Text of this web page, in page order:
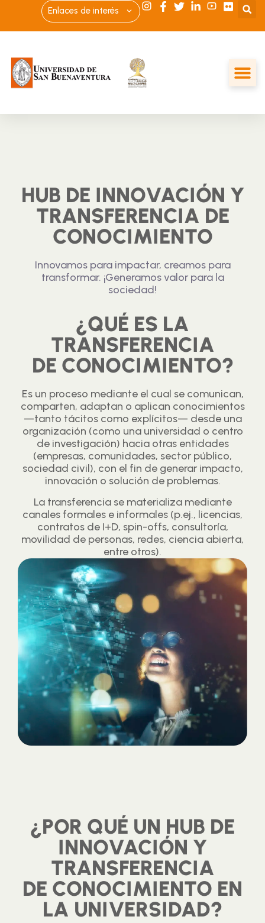
Enlaces de interés
HUB DE INNOVACIÓN Y
TRANSFERENCIA DE
CONOCIMIENTO
Innovamos para impactar, creamos para
transformar. ¡Generamos valor para la
sociedad!
¿QUÉ ES LA
TRANSFERENCIA
DE CONOCIMIENTO?
Es un proceso mediante el cual se comunican,
comparten, adaptan o aplican conocimientos
—tanto tácitos como explícitos— desde una
organización (como una universidad o centro
de investigación) hacia otras entidades
(empresas, comunidades, sector público,
sociedad civil), con el fin de generar impacto,
innovación o solución de problemas.
La transferencia se materializa mediante
canales formales e informales (p.ej., licencias,
contratos de I+D, spin-offs, consultoría,
movilidad de personas, redes, ciencia abierta,
entre otros).
¿POR QUÉ UN HUB DE
INNOVACIÓN Y
TRANSFERENCIA
DE CONOCIMIENTO EN
LA UNIVERSIDAD?